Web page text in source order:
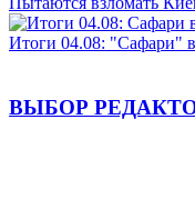
Итоги 04.08: "Сафари"
ВЫБОР